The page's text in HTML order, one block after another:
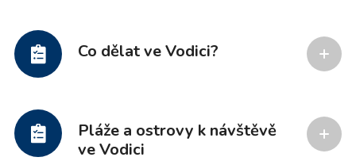
Co dělat ve Vodici?
Pláže a ostrovy k návštěvě
ve Vodici